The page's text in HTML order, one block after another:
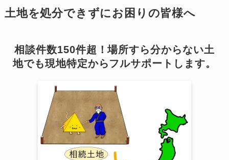
土地を処分できずにお困りの皆様へ
相談件数150件超！場所すら分からない土
地でも現地特定からフルサポートします。